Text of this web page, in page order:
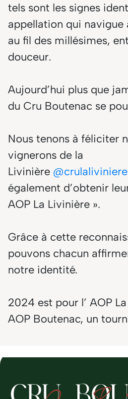
tels sont les signes
appellation qui navigue
au fil des millésimes,
douceur.
Aujourd’hui plus que
du Cru Boutenac se
Nous tenons à féliciter
vignerons de la
Livinière @crulaliviniere
également d’obtenir
AOP La Livinière ».
Grâce à cette
pouvons chacun
notre identité.
2024 est pour l’ AOP
AOP Boutenac, un